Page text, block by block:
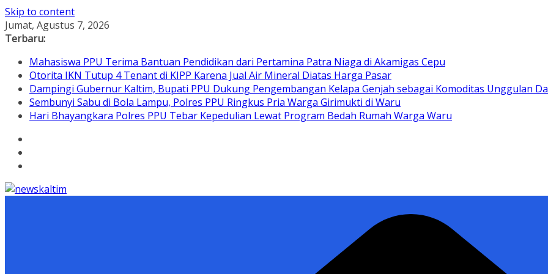
Skip to content
Jumat, Agustus 7, 2026
Terbaru:
Mahasiswa PPU Terima Bantuan Pendidikan dari Pertamina Patra Niaga di Akamigas Cepu
Otorita IKN Tutup 4 Tenant di KIPP Karena Jual Air Mineral Diatas Harga Pasar
Dampingi Gubernur Kaltim, Bupati PPU Dukung Pengembangan Kelapa Genjah sebagai Komoditas Unggulan
Sembunyi Sabu di Bola Lampu, Polres PPU Ringkus Pria Warga Girimukti di Waru
Hari Bhayangkara Polres PPU Tebar Kepedulian Lewat Program Bedah Rumah Warga Waru